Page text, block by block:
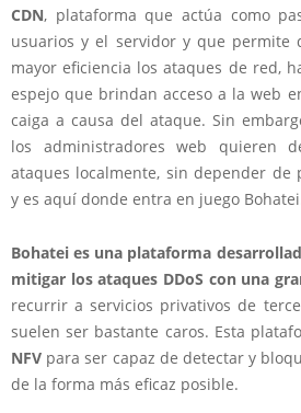
CDN, plataforma que actúa como
usuarios y el servidor y que permite
mayor eficiencia los ataques de red,
espejo que brindan acceso a la web
caiga a causa del ataque. Sin
los administradores web quieren
ataques localmente, sin depender de
y es aquí donde entra en juego
Bohatei es una plataforma
mitigar los ataques DDoS con una
recurrir a servicios privativos de
suelen ser bastante caros. Esta
NFV para ser capaz de detectar y
de la forma más eficaz posible.